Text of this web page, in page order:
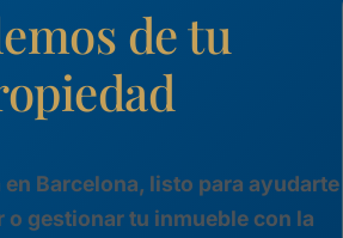
de tu
Barcelona, listo para ayudarte
o gestionar tu inmueble con la